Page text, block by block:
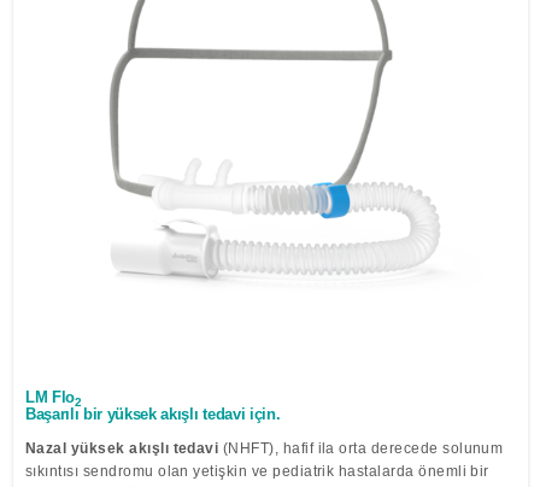
Löwenstein Medical Manufacturing
Löwenstein Medical Technology
Löwenstein Medical Innovation
LM Flo2
Başarılı bir yüksek akışlı tedavi için.
Nazal yüksek akışlı tedavi (NHFT), hafif ila orta derecede solunum
sıkıntısı sendromu olan yetişkin ve pediatrik hastalarda önemli bir